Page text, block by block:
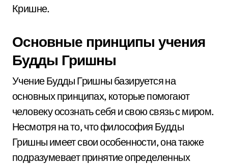
Кришне.
Основные принципы учения
Будды Гришны
Учение Будды Гришны базируется на
основных принципах, которые помогают
человеку осознать себя и свою связь с миром.
Несмотря на то, что философия Будды
Гришны имеет свои особенности, она также
подразумевает принятие определенных